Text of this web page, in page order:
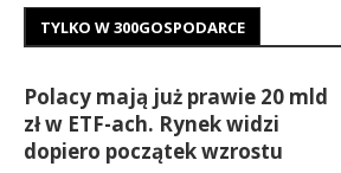
TYLKO W 300GOSPODARCE
Polacy mają już prawie 20 mld
zł w ETF-ach. Rynek widzi
dopiero początek wzrostu